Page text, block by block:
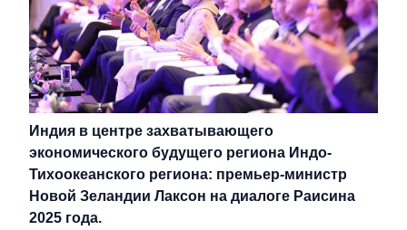
Индия в центре захватывающего
экономического будущего региона Индо-
Тихоокеанского региона: премьер-министр
Новой Зеландии Лаксон на диалоге Раисина
2025 года.